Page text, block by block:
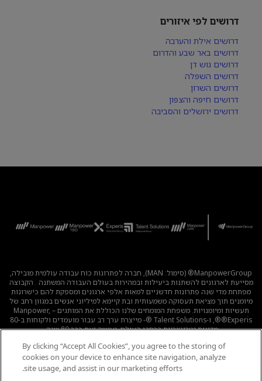
דרושים לפי איזורים
דרושים אילת והערבה
דרושים באר שבע והדרום
דרושים גוש דן
דרושים השפלה
דרושים השרון
דרושים חיפה והצפון
דרושים ירושלים והסביבה
ManpowerGroup® (סימול: MAN), חברה לפתרונות כוח עבודה עולמית מובילה,
מסייעת לארגונים להשתנות ביעילות ובמהירות בעולם העבודה המשתנה . הקבוצה
מפתחת מדי שנה פתרונות חדשניים למאות אלפי ארגונים ומספקת להם כישרונות
מיומנים תוך מציאת תעסוקה משמעותית ובת קיימא למיליוני אנשים במגוון רחב של
תעשיות ומיומנויות. משפחת המומחים שלנו הכוללת את המותגים – Manpower,
®Experis®, ו-Talent Solutions ®- מייצרת ערך רב עבור מועמדים ולקוחות ב-80
מדינות וטריטוריות ברחבי העולם, ועושה זאת כבר 80 שנה.
לכל המשרות | מדיניות הפרטיות | תנאי השימוש | נגישות
קוד אתי
|
By clicking “Accept All Cookies”, you agree to the storing of
cookies on your device to enhance site navigation, analyze
site usage, and assist in our marketing efforts.